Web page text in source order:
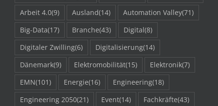
Arbeit 4.0(9) Ausland(14) Automation Valley(71)
Big-Data(17) Branche(43) Digital(8)
Digitaler Zwilling(6) Digitalisierung(14)
Dänemark(9) Elektromobilität(15) Elektronik(7)
EMN(101) Energie(16) Engineering(18)
Engineering 2050(21) Event(14) Fachkräfte(43)